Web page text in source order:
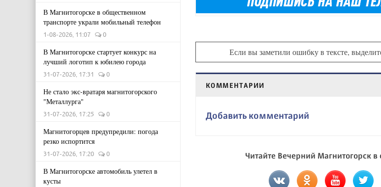
В Магнитогорске в общественном
транспорте украли мобильный телефон
1-08-2026, 11:07 0
В Магнитогорске стартует конкурс на
лучший логотип к юбилею города
31-07-2026, 17:31 0
Не стало экс-вратаря магнитогорского
"Металлурга"
31-07-2026, 17:25 0
Магнитогорцев предупредили: погода
резко испортится
31-07-2026, 17:20 0
В Магнитогорске автомобиль улетел в
кусты
Если вы заметили ошибку в тексте,
КОММЕНТАРИИ
Добавить комментарий
Читайте Вечерний Магнитогорск в